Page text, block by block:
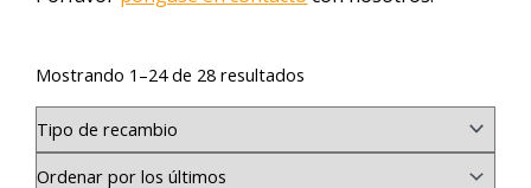
Mostrando 1–24 de 28 resultados